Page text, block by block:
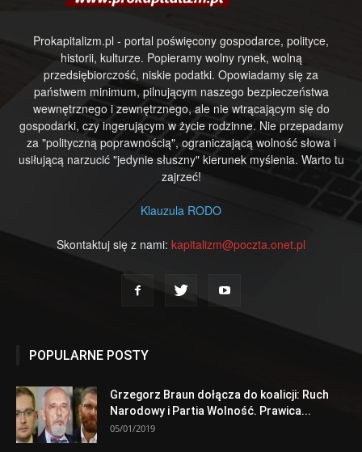
Prokapitalizm.pl - portal poświęcony gospodarce, polityce,
historii, kulturze. Popieramy wolny rynek, wolną
przedsiębiorczość, niskie podatki. Opowiadamy się za
państwem minimum, pilnującym naszego bezpieczeństwa
wewnętrznego i zewnętrznego, ale nie wtrącającym się do
gospodarki, czy ingerującym w życie rodzinne. Nie przepadamy
za "polityczną poprawnością", ograniczającą wolność słowa i
usiłującą narzucić "jedynie słuszny" kierunek myślenia. Warto tu
zajrzeć!
Klauzula RODO
Skontaktuj się z nami: kapitalizm@poczta.onet.pl
POPULARNE POSTY
Grzegorz Braun dołącza do koalicji: Ruch
Narodowy i Partia Wolność. Prawica...
05/01/2019